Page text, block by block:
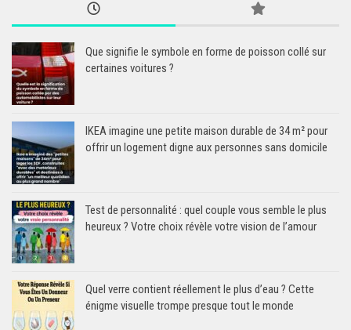
Que signifie le symbole en forme de poisson collé sur
certaines voitures ?
IKEA imagine une petite maison durable de 34 m² pour
offrir un logement digne aux personnes sans domicile
Test de personnalité : quel couple vous semble le plus
heureux ? Votre choix révèle votre vision de l’amour
Quel verre contient réellement le plus d’eau ? Cette
énigme visuelle trompe presque tout le monde